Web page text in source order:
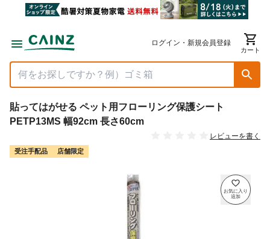
ログイン・新規会員登録
カート
貼ってはがせる ペット用フローリング保護シート
PETP13MS 幅92cm 長さ60cm
レビューを書く
受注手配品 店舗限定